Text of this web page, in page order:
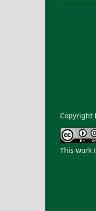
Copyright
This work